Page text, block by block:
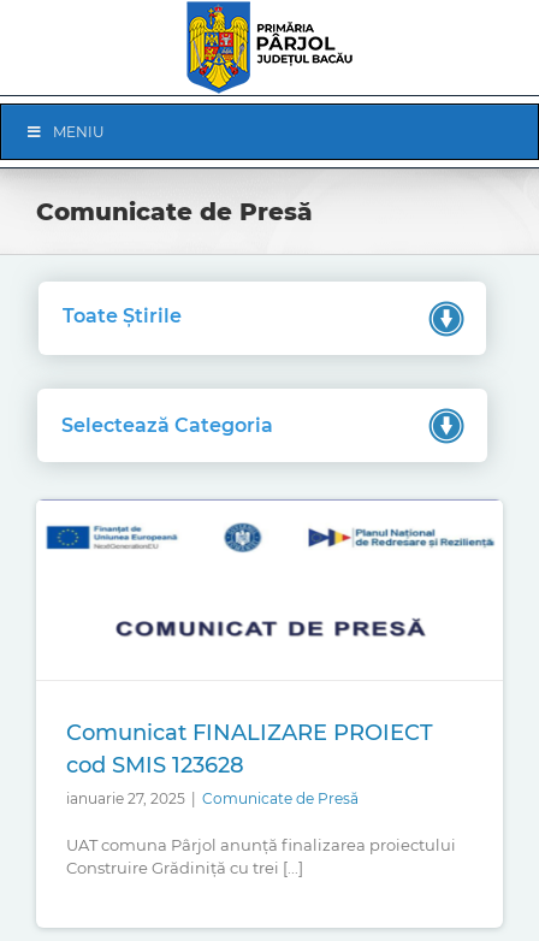
Navigation
MENIU
Comunicate de Presă
Comunicat FINALIZARE PROIECT
cod SMIS 123628
ianuarie 27, 2025 | Comunicate de Presă
UAT comuna Pârjol anunță finalizarea proiectului
Construire Grădiniță cu trei [...]
Toate Știrile